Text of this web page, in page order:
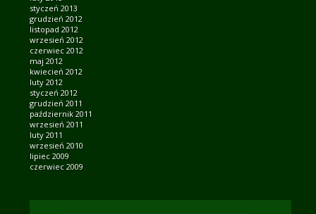
styczeń 2013
grudzień 2012
listopad 2012
wrzesień 2012
czerwiec 2012
maj 2012
kwiecień 2012
luty 2012
styczeń 2012
grudzień 2011
październik 2011
wrzesień 2011
luty 2011
wrzesień 2010
lipiec 2009
czerwiec 2009